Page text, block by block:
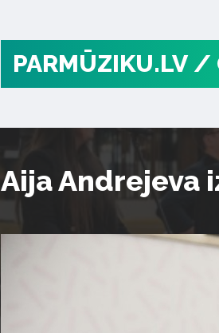
PARMŪZIKU.LV /
Aija Andrejeva